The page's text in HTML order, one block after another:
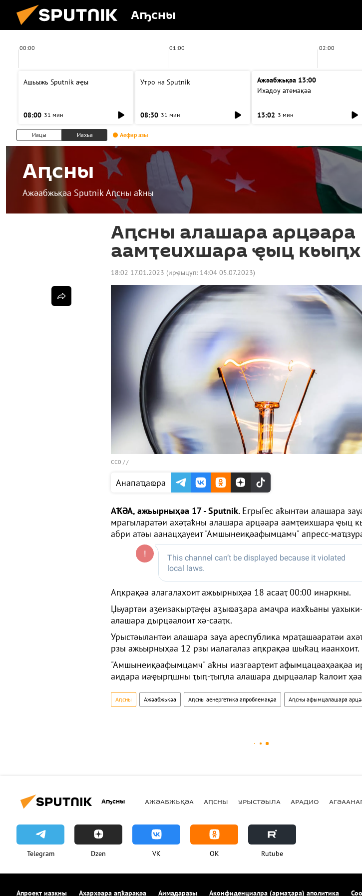
Аҧсны
00:00 01:00 02:00
Ашьыжь Sputnik аҿы
08:00 31 мин
Утро на Sputnik
08:30 31 мин
Ажәабжьқәа 13:00
Ихадоу атемақәа
13:02 3 мин
Иацы Иахьа Аефир азы
Аԥсны
Ажәабжьқәа Sputnik Аԥсны аҟны
Аԥсны алашара арцәара
аамҭеихшара ҿыц
18:02 17.01.2023 (ирҿыцуп: 14:04 05.07.2023)
CC0 / /
Анапаҵаҩра
АҞӘА, ажьырныҳәа 17 - Sputnik. ЕгрыГес аҟынтәи алашара
мрагыларатәи ахәҭаҟны алашара арцәара аамҭеихшара ҿыц
абри атәы аанацҳауеит "Амшынеиқәафымцамч" апресс-
Аԥкрақәа алагалахоит ажьырныҳәа 18 асааҭ 00:00 инаркны.
Џьуартәи аӡеизакырҭаҿы аӡыҩаӡара амаҷра иахҟьаны
алашара дырцәалоит хә-сааҭк.
Урыстәылантәи алашара зауа ареспублика мраҭашәаратәи
рзы ажьырныҳәа 12 рзы иалагалаз аԥкрақәа шыҟац иаанхоит.
"Амшынеиқәафымцамч" аҟны иазгәарҭеит афымцацәаҳәақәа
аидара иаҿырԥшны ҭыԥ-ҭыԥла алашара дырцәалар ҟалоит
Аԥсны Ажәабжьқәа Аԥсны аенергетика апроблемақәа Аԥсны афымцалашара
Аҧсны АЖӘАБЖЬҚӘА АԤСНЫ УРЫСТӘЫЛА АРАДИО
Telegram Dzen VK OK Rutube
Апроект иазкны Ахархәара аԥҟарақәа Аимадаразы Аконфиденциалра (армаӡара) аполитика